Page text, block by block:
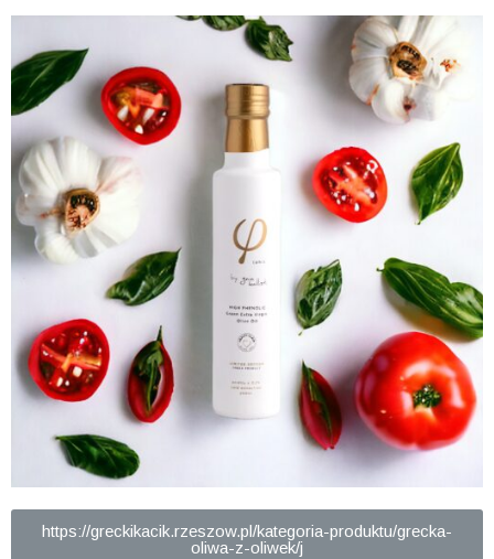
https://greckikacik.rzeszow.pl/kategoria-produktu/grecka-
oliwa-z-oliwek/j